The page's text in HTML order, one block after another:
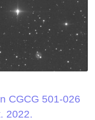
CGCG 501-026
2022.